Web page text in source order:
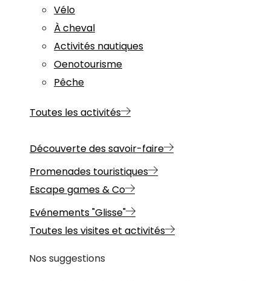
Vélo
À cheval
Activités nautiques
Oenotourisme
Pêche
Toutes les activités
Découverte des savoir-faire
Promenades touristiques
Escape games & Co
Evénements "Glisse"
Toutes les visites et activités
Nos suggestions